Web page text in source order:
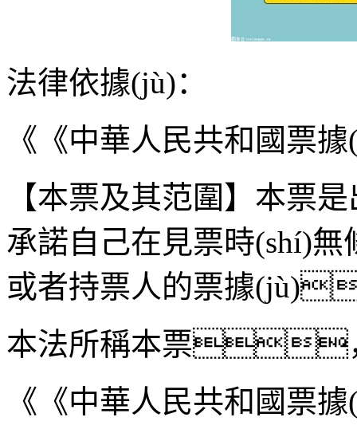
法律依據(jù)：
《《中華人民共和國票
【本票及其范圍】本
承諾自己在見票時(shí)
或者持票人的票據
本法所稱本票
《《中華人民共和國票